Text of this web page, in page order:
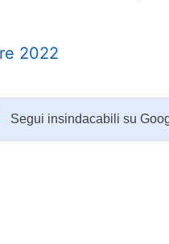
2022
Segui insindacabili su